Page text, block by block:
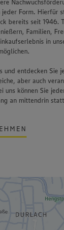
Form. Hierfür
bereits seit 1946.
Familien,
in
und entdecken Sie
aber auch
uns können Sie
an mittendrin